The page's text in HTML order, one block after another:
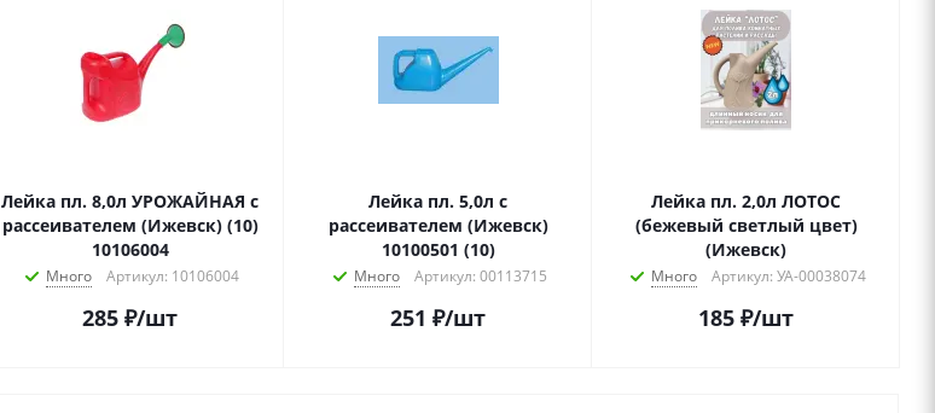
Лейка пл. 8,0л УРОЖАЙНАЯ с
рассеивателем (Ижевск) (10)
10106004
Много Артикул: 10106004
285 ₽/шт
Лейка пл. 5,0л с
рассеивателем (Ижевск)
10100501 (10)
Много Артикул: 00113715
251 ₽/шт
Лейка пл. 2,0л ЛОТОС
(бежевый светлый цвет)
(Ижевск)
Много Артикул: УА-00038074
185 ₽/шт